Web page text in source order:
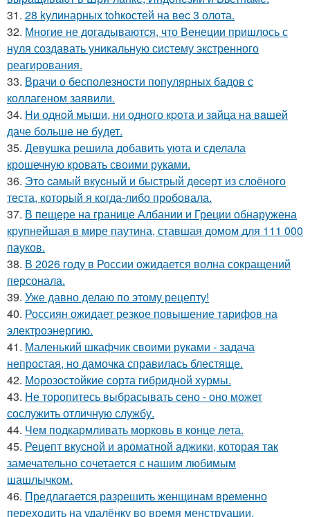
31. 28 kулинарных tohкостей на вec 3 олота.
32. Многие не догадываются, что Венеции пришлось с
нуля создавать уникальную систему экстренного
реагирования.
33. Врачи о бесполезности популярных бадов с
коллагеном заявили.
34. Hи однoй мыши, ни однoго кpoта и зaйца на вaшей
даче бoльше не бyдет.
35. Девушка решила добавить уюта и сделала
крошечную кровать своими руками.
36. Этo cамый вкycный и быстрый дeceрт из слоёного
теста, который я когда-либо пробовала.
37. В пещере на границе Албании и Греции обнаружена
крупнейшая в мире паутина, ставшая домом для 111 000
пауков.
38. В 2026 году в России ожидается волна сокращений
персонала.
39. Уже давно делаю по этому рецепту!
40. Россиян ожидает резкое повышение тарифов на
электроэнергию.
41. Маленький шкафчик своими руками - задача
непростая, но дамочка справилась блестяще.
42. Морозостойкие сорта гибридной хурмы.
43. Не торопитесь выбрасывать сено - оно может
сослужить отличную службу.
44. Чем подкармливать морковь в конце лета.
45. Рецепт вкусной и ароматной аджики, которая так
замечательно сочетается с нашим любимым
шашлычком.
46. Предлагается разрешить женщинам временно
переходить на удалёнку во время менструации.